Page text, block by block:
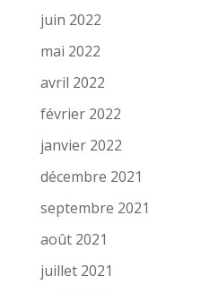
juin 2022
mai 2022
avril 2022
février 2022
janvier 2022
décembre 2021
septembre 2021
août 2021
juillet 2021